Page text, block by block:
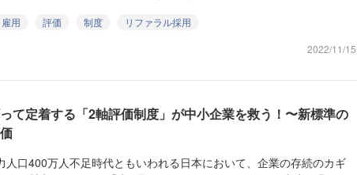
用 評価 制度
リファラル採用
2022/11/15
て定着する「2軸評価制度」が中小企業を救う！〜新標準の
人口400万人不足時代ともいわれる日本において、企業の存続のカギ